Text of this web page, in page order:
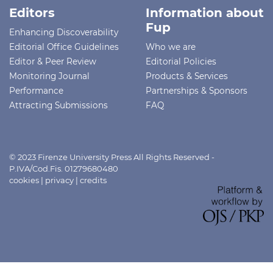
Editors
Enhancing Discoverability
Editorial Office Guidelines
Editor & Peer Review
Monitoring Journal
Performance
Attracting Submissions
Information about
Fup
Who we are
Editorial Policies
Products & Services
Partnerships & Sponsors
FAQ
© 2023 Firenze University Press All Rights Reserved -
P.IVA/Cod.Fis. 01279680480
cookies | privacy | credits